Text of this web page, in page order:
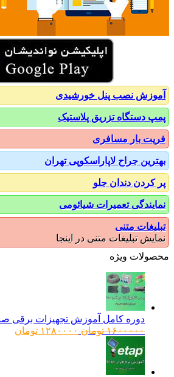
نصب پنل خورشیدی
دستگاه تزریق پلاستیک
بار مسافری
جراح لاپاراسکوپی تهران
دندان جلو
تعمیرات شیائومی
متنی
تبلیغات متنی در اینجا
ویژه
دوره کامل آموزش تجهیزات برقی صنعتی
۱۶۰۰۰۰۰ تومانقیمت
۱۲۸۰۰۰۰ تومانقیمت